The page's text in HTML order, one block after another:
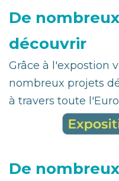
De
découvrir
Grâce à l'expostion
nombreux projets
à travers toute
De